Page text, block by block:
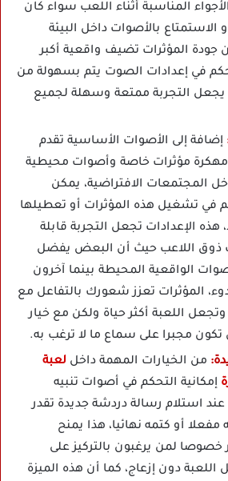
المناسبة أثناء اللعب سواء كان
الاستمتاع بالأصوات داخل البيئة
جودة المؤثرات تضيف واقعية أكبر
في إعدادات الصوت يتم بسهولة من
يجعل التجربة ممتعة وسهلة لجميع
إضافة إلى الأصوات الأساسية تقدم
لعبة Avakin Life مهكرة مؤثرات خاصة وأصوات محيطية
المجتمعات الافتراضية، يمكن
في تشغيل هذه المؤثرات أو تعطيلها
هذه الإعدادات تجعل التجربة قابلة
اللاعب حيث أن البعض يفضل
الواقعية المحيطة بينما آخرون
المؤثرات تعزز شعورك بالتفاعل مع
وتجعل اللعبة أكثر حياة ولكن مع خيار
تكون مجبرا على سماع ما لا ترغب به.
من الخيارات المهمة داخل لعبة
إمكانية التحكم في أصوات تنبيه
عند استلام رسالة دردشة جديدة تقدر
مفعلا أو كتمه نهائيا، هذا يمنح
خصوصا لمن يرغبون بالتركيز على
دون إزعاج، كما أن هذه الميزة